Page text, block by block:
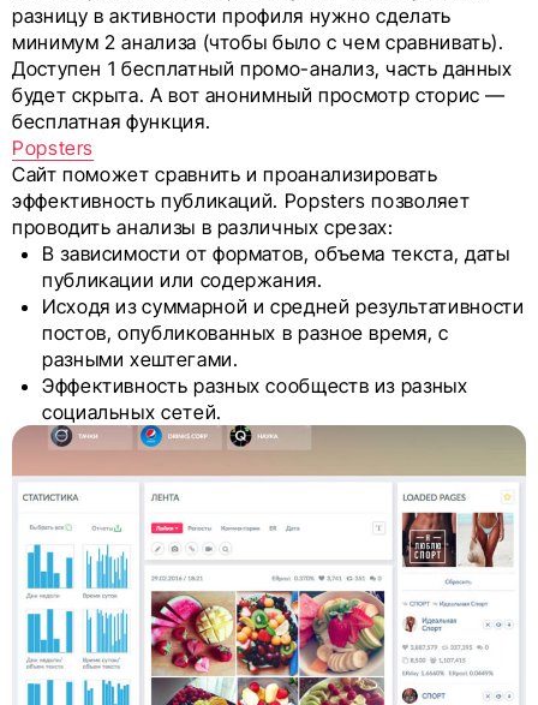
разницу в активности профиля нужно сделать
минимум 2 анализа (чтобы было с чем сравнивать).
Доступен 1 бесплатный промо-анализ, часть данных
будет скрыта. А вот анонимный просмотр сторис —
бесплатная функция.
Popsters
Сайт поможет сравнить и проанализировать
эффективность публикаций. Popsters позволяет
проводить анализы в различных срезах:
В зависимости от форматов, объема текста, даты
публикации или содержания.
Исходя из суммарной и средней результативности
постов, опубликованных в разное время, с
разными хештегами.
Эффективность разных сообществ из разных
социальных сетей.